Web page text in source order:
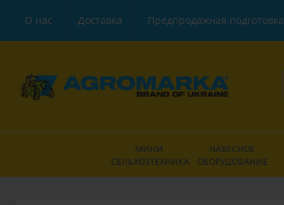
О нас Доставка Предпродажная подготовка
МИНИ
СЕЛЬХОЗТЕХНИКА
НАВЕСНОЕ
ОБОРУДОВАНИЕ